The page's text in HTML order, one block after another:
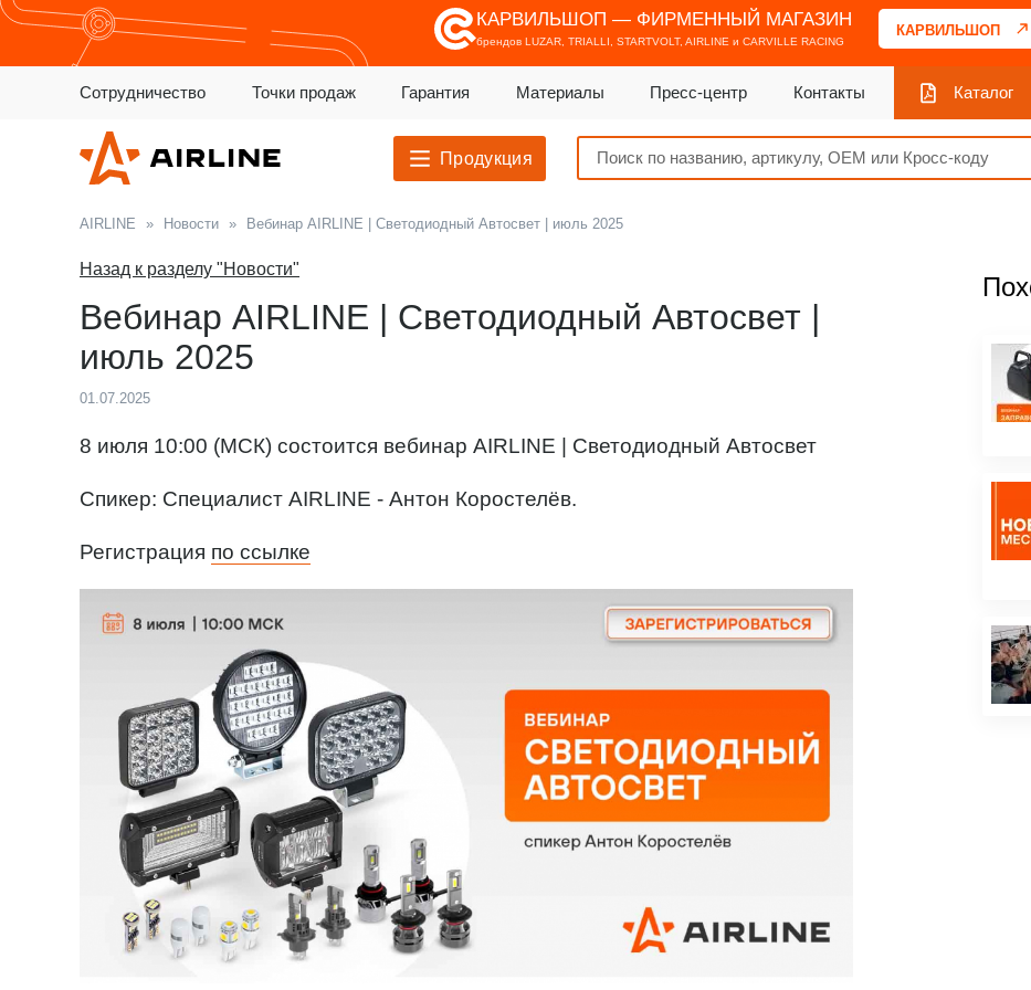
КАРВИЛЬШОП — ФИРМЕННЫЙ МАГАЗИН
брендов LUZAR, TRIALLI, STARTVOLT, AIRLINE и CARVILLE RACING
КАРВИЛЬШОП
Сотрудничество Точки продаж Гарантия Материалы Пресс-центр Контакты Каталог
Продукция
AIRLINE » Новости » Вебинар AIRLINE | Светодиодный Автосвет | июль 2025
Назад к разделу "Новости"
Вебинар AIRLINE | Светодиодный Автосвет |
июль 2025
01.07.2025
8 июля 10:00 (МСК) состоится вебинар AIRLINE | Светодиодный Автосвет
Спикер: Специалист AIRLINE - Антон Коростелёв.
Регистрация по ссылке